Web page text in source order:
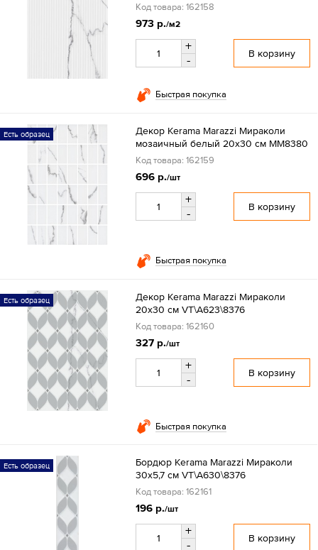
Код товара: 162158
973 р./м2
+
-
В корзину
Быстрая покупка
Есть образец
Декор Kerama Marazzi Мираколи
мозаичный белый 20x30 см MM8380
Код товара: 162159
696 р./шт
+
-
В корзину
Быстрая покупка
Есть образец
Декор Kerama Marazzi Мираколи
20x30 см VT\A623\8376
Код товара: 162160
327 р./шт
+
-
В корзину
Быстрая покупка
Есть образец
Бордюр Kerama Marazzi Мираколи
30х5,7 см VT\A630\8376
Код товара: 162161
196 р./шт
+
-
В корзину